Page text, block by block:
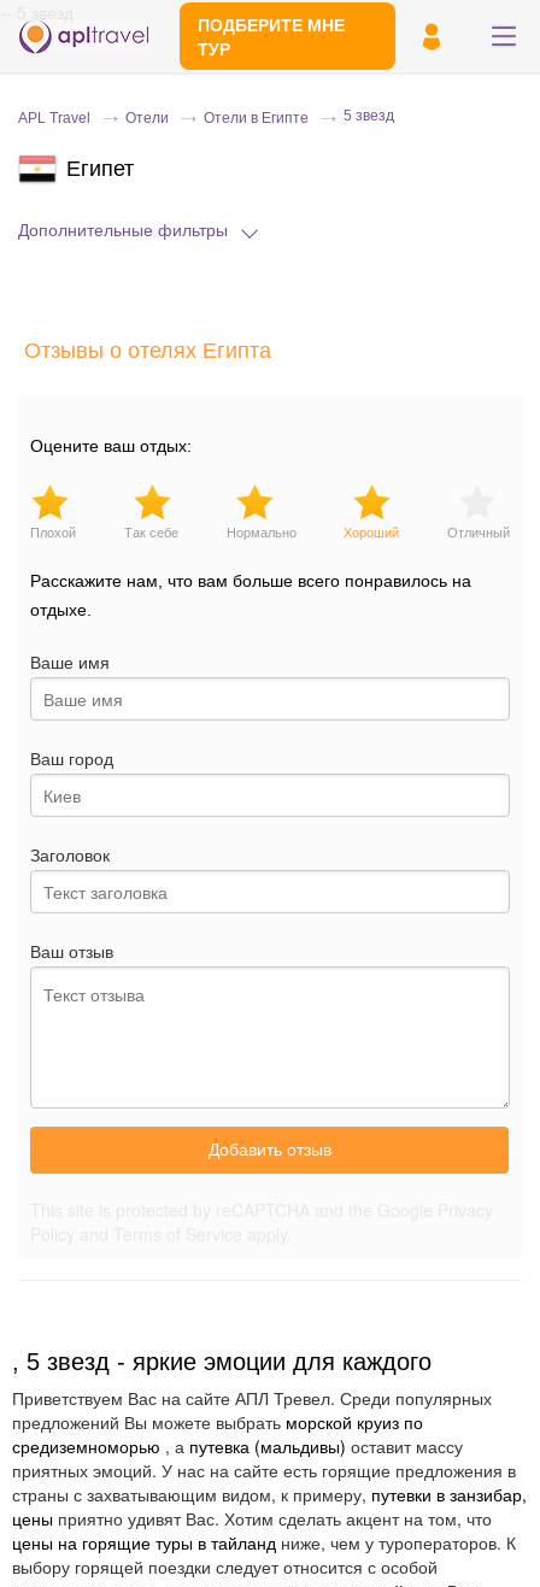
ПОДБЕРИТЕ МНЕ
ТУР
Отправьте свой номер телефона
APL Travel Отели Отели в Египте 5 звезд
Египет
Дополнительные фильтры
Отзывы о отелях Египта
Оцените ваш отдых:
Плохой Так себе Нормально Хороший Отличный
Расскажите нам, что вам больше всего понравилось на
отдыхе.
Ваше имя
Ваш город
Заголовок
Ваш отзыв
Добавить отзыв
, 5 звезд - яркие эмоции для каждого
Приветствуем Вас на сайте АПЛ Тревел. Среди популярных
предложений Вы можете выбрать морской круиз по
средиземноморью , а путевка (мальдивы) оставит массу
приятных эмоций. У нас на сайте есть горящие предложения в
страны с захватывающим видом, к примеру, путевки в занзибар,
цены приятно удивят Вас. Хотим сделать акцент на том, что
цены на горящие туры в тайланд ниже, чем у туроператоров. К
выбору горящей поездки следует относится с особой